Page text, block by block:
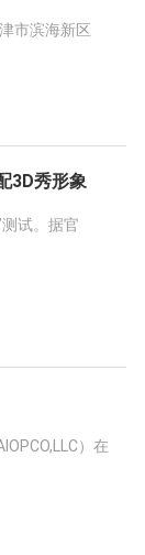
市滨海新区
3D秀形象
试。据官
）在